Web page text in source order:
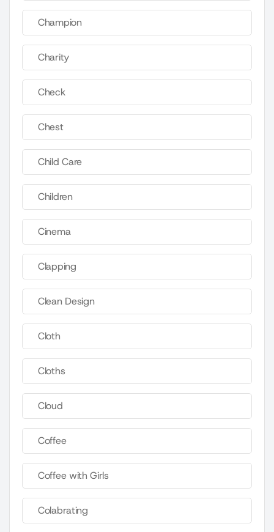
Champion
Charity
Check
Chest
Child Care
Children
Cinema
Clapping
Clean Design
Cloth
Cloths
Cloud
Coffee
Coffee with Girls
Colabrating